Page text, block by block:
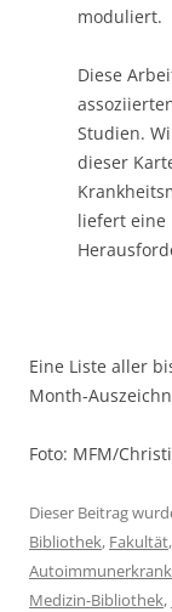
moduliert.
Diese
Studien.
dieser
liefert eine
Eine Liste aller
Month-
Foto: MFM/
Dieser Beitrag
Bibliothek, Fakultät,
Medizin-Bibliothek,